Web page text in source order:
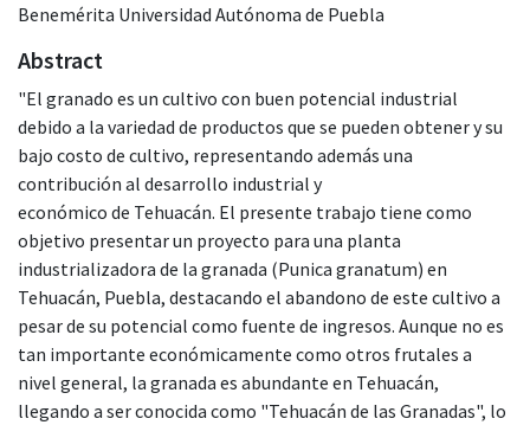
Benemérita Universidad Autónoma de Puebla
Abstract
"El granado es un cultivo con buen potencial industrial
debido a la variedad de productos que se pueden obtener y su
bajo costo de cultivo, representando además una
contribución al desarrollo industrial y
económico de Tehuacán. El presente trabajo tiene como
objetivo presentar un proyecto para una planta
industrializadora de la granada (Punica granatum) en
Tehuacán, Puebla, destacando el abandono de este cultivo a
pesar de su potencial como fuente de ingresos. Aunque no es
tan importante económicamente como otros frutales a
nivel general, la granada es abundante en Tehuacán,
llegando a ser conocida como "Tehuacán de las Granadas", lo